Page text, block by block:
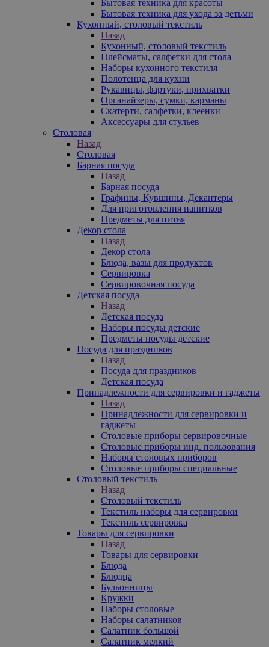
Бытовая техника для красоты
Бытовая техника для ухода за детьми
Кухонный, столовый текстиль
Назад
Кухонный, столовый текстиль
Плейсматы, салфетки для стола
Наборы кухонного текстиля
Полотенца для кухни
Рукавицы, фартуки, прихватки
Органайзеры, сумки, карманы
Скатерти, салфетки, клеенки
Аксессуары для стульев
Столовая
Назад
Столовая
Барная посуда
Назад
Барная посуда
Графины, Кувшины, Декантеры
Для приготовления напитков
Предметы для питья
Декор стола
Назад
Декор стола
Блюда, вазы для продуктов
Сервировка
Сервировочная посуда
Детская посуда
Назад
Детская посуда
Наборы посуды детские
Предметы посуды детские
Посуда для праздников
Назад
Посуда для праздников
Детская посуда
Принадлежности для сервировки и гаджеты
Назад
Принадлежности для сервировки и
гаджеты
Столовые приборы сервировочные
Столовые приборы инд. пользования
Наборы столовых приборов
Столовые приборы специальные
Столовый текстиль
Назад
Столовый текстиль
Текстиль наборы для сервировки
Текстиль сервировка
Товары для сервировки
Назад
Товары для сервировки
Блюда
Блюдца
Бульонницы
Кружки
Наборы столовые
Наборы салатников
Салатник большой
Салатник мелкий